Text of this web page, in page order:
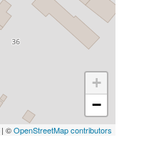
+
−
| ©OpenStreetMap contributors